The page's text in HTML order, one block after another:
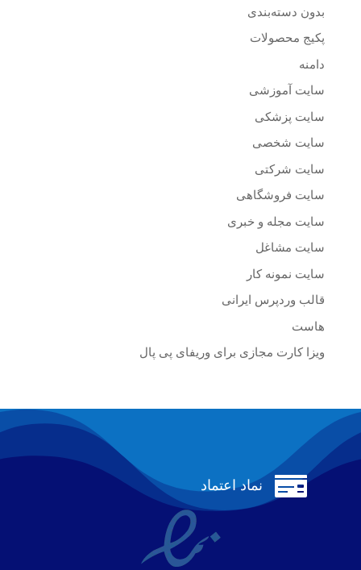
بدون دسته‌بندی
پکیج محصولات
دامنه
سایت آموزشی
سایت پزشکی
سایت شخصی
سایت شرکتی
سایت فروشگاهی
سایت مجله و خبری
سایت مشاغل
سایت نمونه کار
قالب وردپرس ایرانی
هاست
ویزا کارت مجازی برای وریفای پی پال
 نماد اعتماد